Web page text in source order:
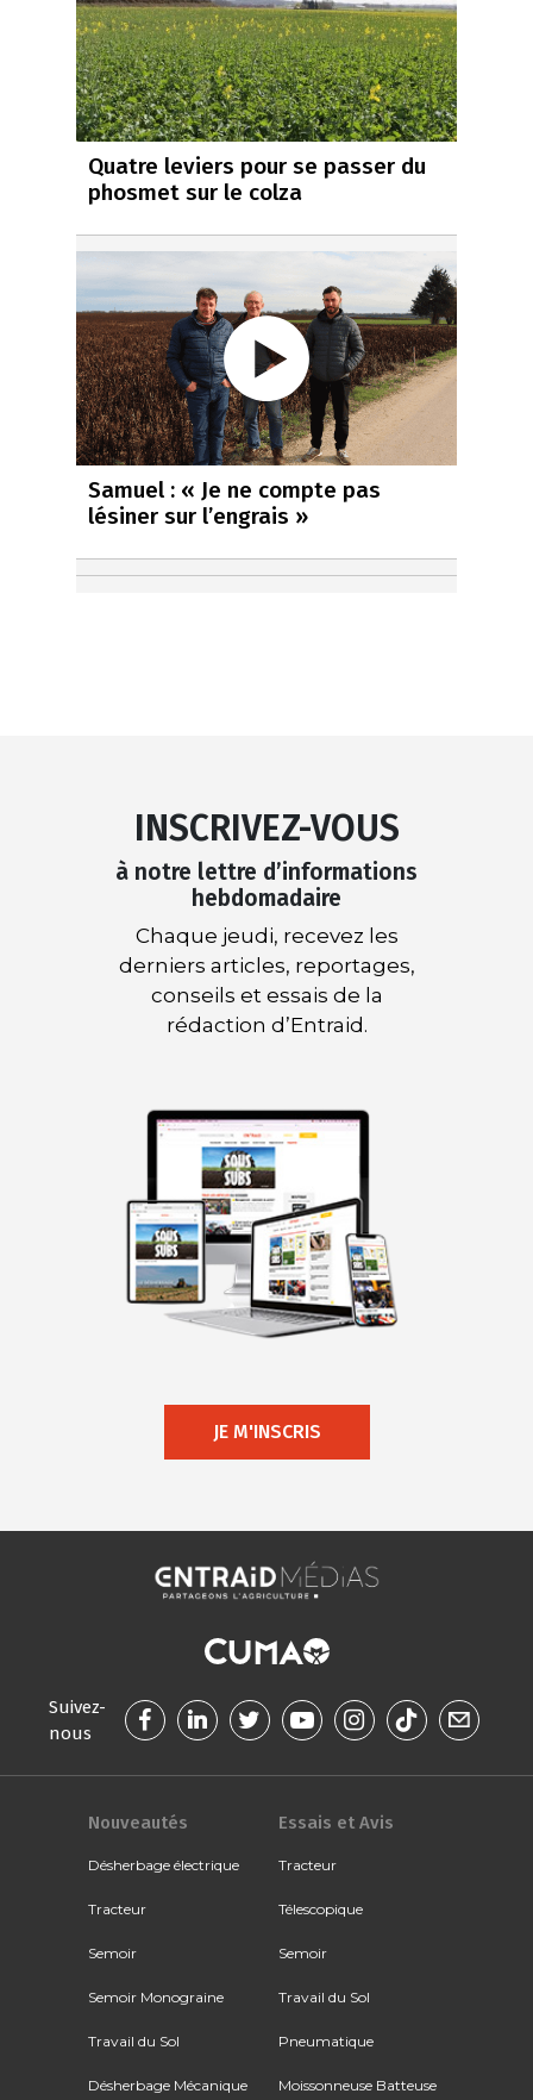
Quatre leviers pour se passer du
phosmet sur le colza
Samuel : « Je ne compte pas
lésiner sur l’engrais »
INSCRIVEZ-VOUS
à notre lettre d’informations
hebdomadaire
Chaque jeudi, recevez les
derniers articles, reportages,
conseils et essais de la
rédaction d’Entraid.
JE M'INSCRIS
Suivez-
nous
Nouveautés
Désherbage électrique
Tracteur
Semoir
Semoir Monograine
Travail du Sol
Désherbage Mécanique
Essais et Avis
Tracteur
Télescopique
Semoir
Travail du Sol
Pneumatique
Moissonneuse Batteuse